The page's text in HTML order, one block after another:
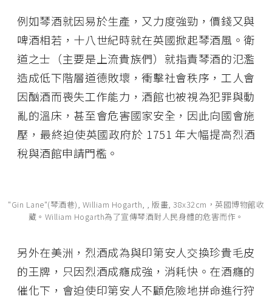
例如琴酒就因易於生產，又力度強勁，價錢又與
啤酒相若，十八世紀時就在英國掀起琴酒風。衛
道之士（主要是上流貴族們）就指責琴酒的氾濫
造成低下階層道德敗壞，衝擊社會秩序，工人會
因酗酒而喪失工作能力，酒館也被視為犯罪與動
亂的溫床，甚至會危害國家安全，因此向國會施
壓，最終迫使英國政府於 1751 年大幅提高烈酒
稅與酒館申請門檻。
"Gin Lane"(琴酒巷), William Hogarth, , 版畫, 38x32cm，英國博物館收
藏。William Hogarth為了宣傳琴酒對人民身體的危害而作。
另外在美洲，烈酒成為與印第安人交換珍貴毛皮
的王牌，只因烈酒成癮成強，消耗快。在酒癮的
催化下，會迫使印第安人不顧危險地拼命進行狩